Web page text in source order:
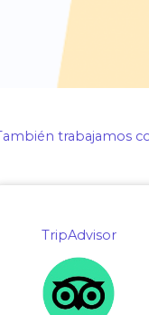
trabajamos
TripAdvisor